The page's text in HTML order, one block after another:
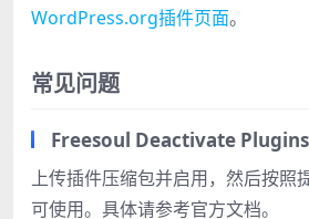
WordPress.org插件页面。
常见问题
Freesoul Deactivate Plugins
上传插件压缩包并启用，然后按照
可使用。具体请参考官方文档。